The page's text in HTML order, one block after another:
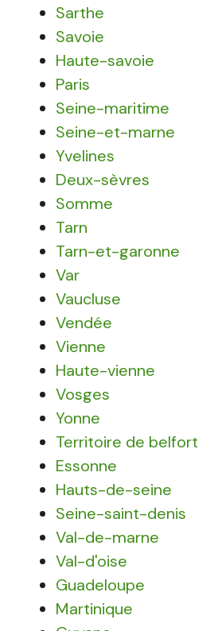
Sarthe
Savoie
Haute-savoie
Paris
Seine-maritime
Seine-et-marne
Yvelines
Deux-sèvres
Somme
Tarn
Tarn-et-garonne
Var
Vaucluse
Vendée
Vienne
Haute-vienne
Vosges
Yonne
Territoire de belfort
Essonne
Hauts-de-seine
Seine-saint-denis
Val-de-marne
Val-d'oise
Guadeloupe
Martinique